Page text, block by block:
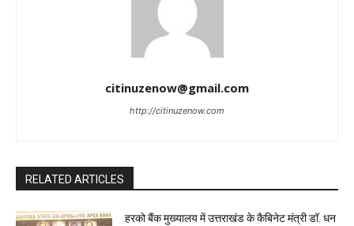
citinuzenow@gmail.com
http://citinuzenow.com
RELATED ARTICLES
हरको बैंक मुख्यालय में उत्तराखंड के कैबिनेट मंत्री डॉ. धन